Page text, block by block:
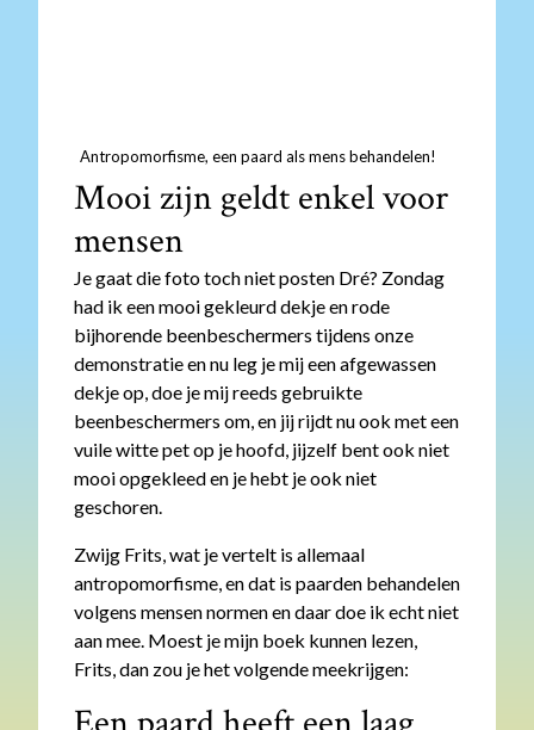
Antropomorfisme, een paard als mens behandelen!
Mooi zijn geldt enkel voor
mensen
Je gaat die foto toch niet posten Dré? Zondag
had ik een mooi gekleurd dekje en rode
bijhorende beenbeschermers tijdens onze
demonstratie en nu leg je mij een afgewassen
dekje op, doe je mij reeds gebruikte
beenbeschermers om, en jij rijdt nu ook met een
vuile witte pet op je hoofd, jijzelf bent ook niet
mooi opgekleed en je hebt je ook niet
geschoren.
Zwijg Frits, wat je vertelt is allemaal
antropomorfisme, en dat is paarden behandelen
volgens mensen normen en daar doe ik echt niet
aan mee. Moest je mijn boek kunnen lezen,
Frits, dan zou je het volgende meekrijgen: